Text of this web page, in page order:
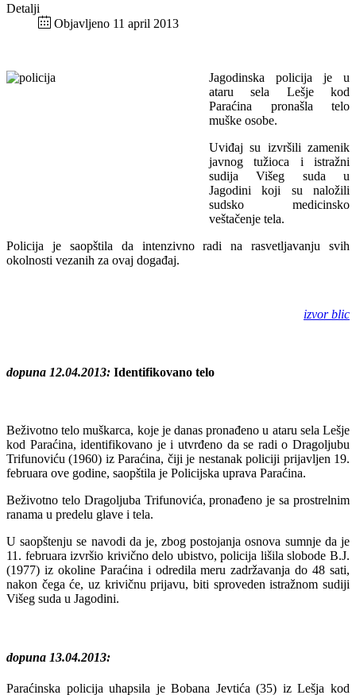
Detalji
Objavljeno 11 april 2013
Jagodinska policija je u
ataru sela Lešje kod
Paraćina pronašla telo
muške osobe.
Uviđaj su izvršili zamenik
javnog tužioca i istražni
sudija Višeg suda u
Jagodini koji su naložili
sudsko medicinsko
veštačenje tela.
Policija je saopštila da intenzivno radi na rasvetljavanju svih
okolnosti vezanih za ovaj događaj.
izvor blic
dopuna 12.04.2013: Identifikovano telo
Beživotno telo muškarca, koje je danas pronađeno u ataru sela Lešje
kod Paraćina, identifikovano je i utvrđeno da se radi o Dragoljubu
Trifunoviću (1960) iz Paraćina, čiji je nestanak policiji prijavljen 19.
februara ove godine, saopštila je Policijska uprava Paraćina.
Beživotno telo Dragoljuba Trifunovića, pronađeno je sa prostrelnim
ranama u predelu glave i tela.
U saopštenju se navodi da je, zbog postojanja osnova sumnje da je
11. februara izvršio krivično delo ubistvo, policija lišila slobode B.J.
(1977) iz okoline Paraćina i odredila meru zadržavanja do 48 sati,
nakon čega će, uz krivičnu prijavu, biti sproveden istražnom sudiji
Višeg suda u Jagodini.
dopuna 13.04.2013:
Paraćinska policija uhapsila je Bobana Jevtića (35) iz Lešja kod